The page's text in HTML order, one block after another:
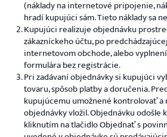
(náklady na internetové pripojenie,
hradí kupujúci sám. Tieto náklady sa
Kupujúci realizuje objednávku
zákazníckeho účtu, po
internetovom obchode, alebo
formulára bez registrácie.
Pri zadávaní objednávky si kupujúci
tovaru, spôsob platby a doručenia.
kupujúcemu umožnené kontrolovať
objednávky vložil. Objednávku
kliknutím na tlačidlo Objednať s